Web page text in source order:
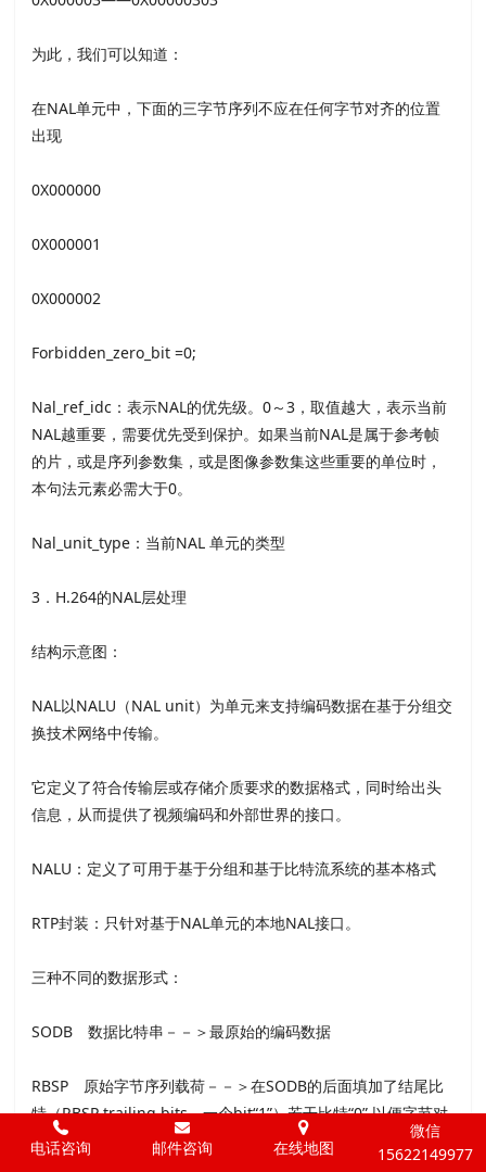
为此，我们可以知道：
在NAL单元中，下面的三字节序列不应在任何字节对齐的位置
出现
0X000000
0X000001
0X000002
Forbidden_zero_bit =0;
Nal_ref_idc：表示NAL的优先级。0～3，取值越大，表示当前
NAL越重要，需要优先受到保护。如果当前NAL是属于参考帧
的片，或是序列参数集，或是图像参数集这些重要的单位时，
本句法元素必需大于0。
Nal_unit_type：当前NAL 单元的类型
3．H.264的NAL层处理
结构示意图：
NAL以NALU（NAL unit）为单元来支持编码数据在基于分组交
换技术网络中传输。
它定义了符合传输层或存储介质要求的数据格式，同时给出头
信息，从而提供了视频编码和外部世界的接口。
NALU：定义了可用于基于分组和基于比特流系统的基本格式
RTP封装：只针对基于NAL单元的本地NAL接口。
三种不同的数据形式：
SODB 数据比特串－－＞最原始的编码数据
RBSP 原始字节序列载荷－－＞在SODB的后面填加了结尾比
特（RBSP trailing bits 一个bit“1”）若干比特“0”,以便字节对
齐
电话咨询 邮件咨询 在线地图
微信
15622149977